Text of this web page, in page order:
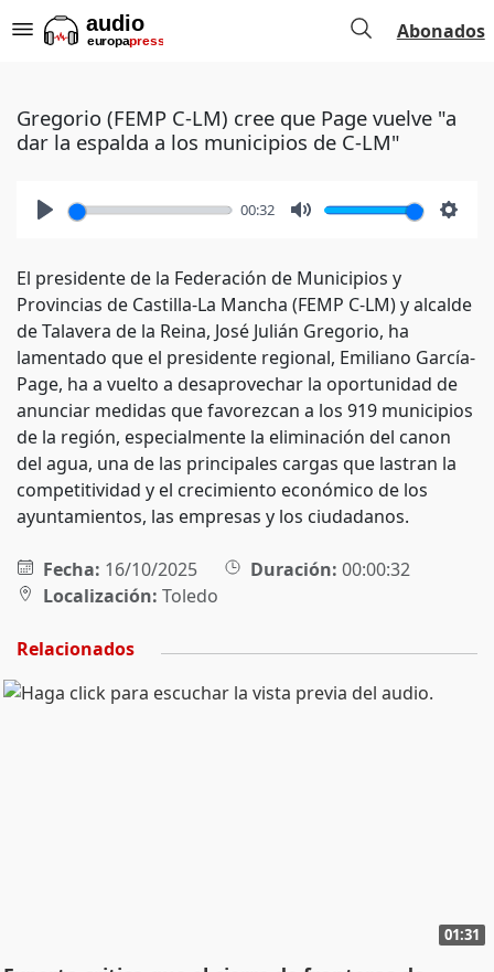
Abonados
Gregorio (FEMP C-LM) cree que Page vuelve "a
dar la espalda a los municipios de C-LM"
00:32
El presidente de la Federación de Municipios y
Provincias de Castilla-La Mancha (FEMP C-LM) y alcalde
de Talavera de la Reina, José Julián Gregorio, ha
lamentado que el presidente regional, Emiliano García-
Page, ha a vuelto a desaprovechar la oportunidad de
anunciar medidas que favorezcan a los 919 municipios
de la región, especialmente la eliminación del canon
del agua, una de las principales cargas que lastran la
competitividad y el crecimiento económico de los
ayuntamientos, las empresas y los ciudadanos.
Fecha: 16/10/2025 Duración: 00:00:32
Localización: Toledo
Relacionados
01:31